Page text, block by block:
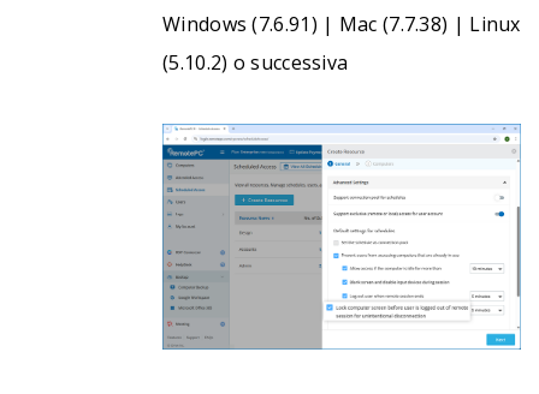
Windows (7.6.91) | Mac (7.7.38) | Linux
(5.10.2) o successiva